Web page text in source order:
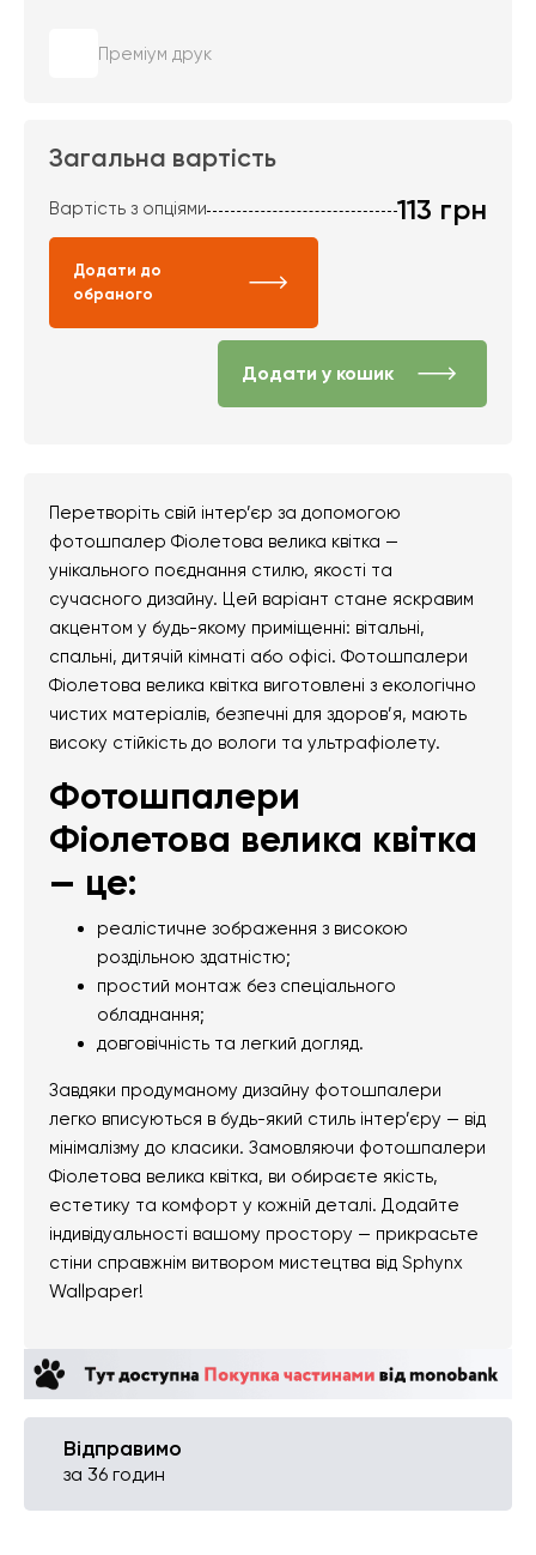
Преміум друк
Загальна вартість
Вартість з опціями 113 грн
Додати до
обраного
Додати у кошик
Перетворіть свій інтер’єр за допомогою
фотошпалер Фіолетова велика квітка —
унікального поєднання стилю, якості та
сучасного дизайну. Цей варіант стане яскравим
акцентом у будь-якому приміщенні: вітальні,
спальні, дитячій кімнаті або офісі. Фотошпалери
Фіолетова велика квітка виготовлені з екологічно
чистих матеріалів, безпечні для здоров’я, мають
високу стійкість до вологи та ультрафіолету.
Фотошпалери
Фіолетова велика квітка
— це:
реалістичне зображення з високою
роздільною здатністю;
простий монтаж без спеціального
обладнання;
довговічність та легкий догляд.
Завдяки продуманому дизайну фотошпалери
легко вписуються в будь-який стиль інтер’єру — від
мінімалізму до класики. Замовляючи фотошпалери
Фіолетова велика квітка, ви обираєте якість,
естетику та комфорт у кожній деталі. Додайте
індивідуальності вашому простору — прикрасьте
стіни справжнім витвором мистецтва від Sphynx
Wallpaper!
Відправимо
за 36 годин